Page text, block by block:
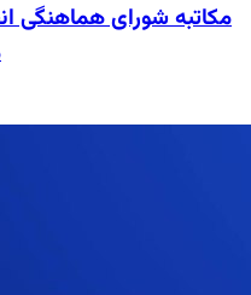
مکاتبه شورای هماهنگی